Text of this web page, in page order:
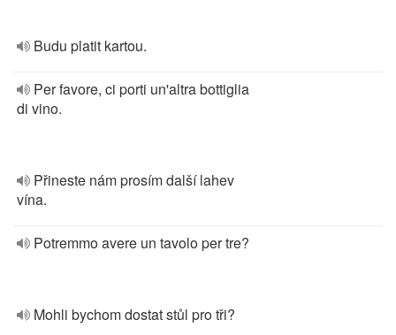
Budu platit kartou.
Per favore, ci porti un'altra bottiglia
di vino.
Přineste nám prosím další lahev
vína.
Potremmo avere un tavolo per tre?
Mohli bychom dostat stůl pro tři?